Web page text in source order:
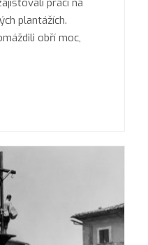
práci na
plantážích.
obří moc,